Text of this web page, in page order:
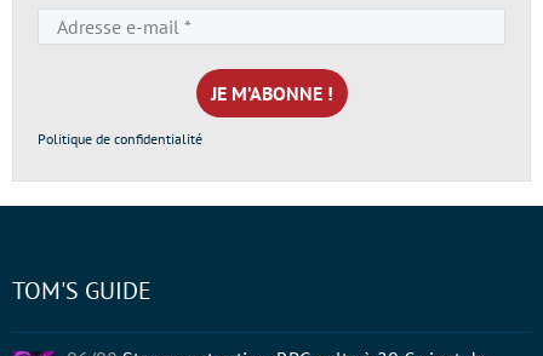
e-
mail
*
Politique de confidentialité
TOM'S GUIDE